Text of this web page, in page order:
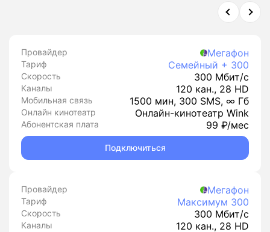
Провайдер Мегафон
Тариф Семейный + 300
Скорость 300 Мбит/с
Каналы 120 кан., 28 HD
Мобильная связь 1500 мин, 300 SMS, ∞ Гб
Онлайн кинотеатр Онлайн-кинотеатр Wink
Абонентская плата 99 ₽/мес
Подключиться
Провайдер Мегафон
Тариф Максимум 300
Скорость 300 Мбит/с
Каналы 120 кан., 28 HD